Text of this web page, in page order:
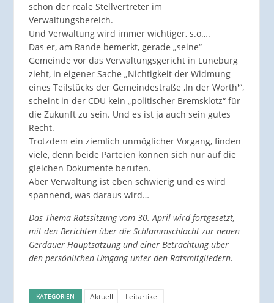
schon der reale Stellvertreter im
Verwaltungsbereich.
Und Verwaltung wird immer wichtiger, s.o….
Das er, am Rande bemerkt, gerade „seine“
Gemeinde vor das Verwaltungsgericht in Lüneburg
zieht, in eigener Sache „Nichtigkeit der Widmung
eines Teilstücks der Gemeindestraße ‚In der Worth'“,
scheint in der CDU kein „politischer Bremsklotz“ für
die Zukunft zu sein. Und es ist ja auch sein gutes
Recht.
Trotzdem ein ziemlich unmöglicher Vorgang, finden
viele, denn beide Parteien können sich nur auf die
gleichen Dokumente berufen.
Aber Verwaltung ist eben schwierig und es wird
spannend, was daraus wird…
Das Thema Ratssitzung vom 30. April wird fortgesetzt,
mit den Berichten über die Schlammschlacht zur neuen
Gerdauer Hauptsatzung und einer Betrachtung über
den persönlichen Umgang unter den Ratsmitgliedern.
KATEGORIEN Aktuell Leitartikel